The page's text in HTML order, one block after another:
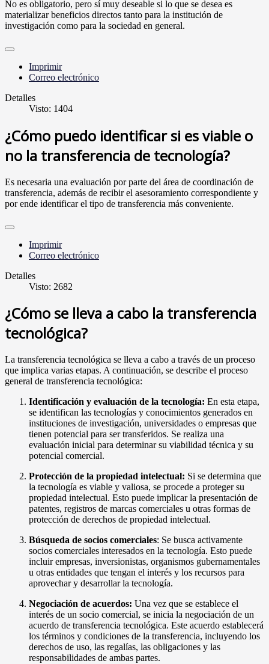
No es obligatorio, pero sí muy deseable si lo que se desea es
materializar beneficios directos tanto para la institución de
investigación como para la sociedad en general.
Imprimir
Correo electrónico
Detalles
Visto: 1404
¿Cómo puedo identificar si es viable o
no la transferencia de tecnología?
Es necesaria una evaluación por parte del área de coordinación de
transferencia, además de recibir el asesoramiento correspondiente y
por ende identificar el tipo de transferencia más conveniente.
Imprimir
Correo electrónico
Detalles
Visto: 2682
¿Cómo se lleva a cabo la transferencia
tecnológica?
La transferencia tecnológica se lleva a cabo a través de un proceso
que implica varias etapas. A continuación, se describe el proceso
general de transferencia tecnológica:
Identificación y evaluación de la tecnología: En esta etapa,
se identifican las tecnologías y conocimientos generados en
instituciones de investigación, universidades o empresas que
tienen potencial para ser transferidos. Se realiza una
evaluación inicial para determinar su viabilidad técnica y su
potencial comercial.
Protección de la propiedad intelectual: Si se determina que
la tecnología es viable y valiosa, se procede a proteger su
propiedad intelectual. Esto puede implicar la presentación de
patentes, registros de marcas comerciales u otras formas de
protección de derechos de propiedad intelectual.
Búsqueda de socios comerciales: Se busca activamente
socios comerciales interesados en la tecnología. Esto puede
incluir empresas, inversionistas, organismos gubernamentales
u otras entidades que tengan el interés y los recursos para
aprovechar y desarrollar la tecnología.
Negociación de acuerdos: Una vez que se establece el
interés de un socio comercial, se inicia la negociación de un
acuerdo de transferencia tecnológica. Este acuerdo establecerá
los términos y condiciones de la transferencia, incluyendo los
derechos de uso, las regalías, las obligaciones y las
responsabilidades de ambas partes.